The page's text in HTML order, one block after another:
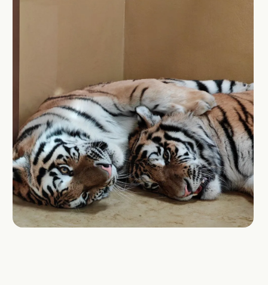
Мы будем рады небольшой, но ежемесячной
Поддержка фонда
Благотворительность,
это когда получаешь
больше, чем отдаешь